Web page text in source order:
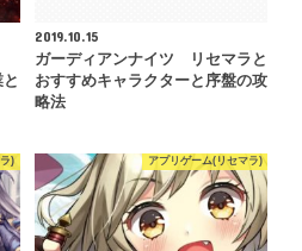
2019.10.15
ガーディアンナイツ リセマラと
おすすめキャラクターと序盤の攻
略法
) アプリゲーム(リセマラ)